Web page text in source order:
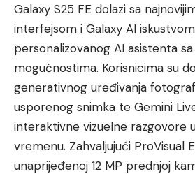
Galaxy S25 FE dolazi sa
interfejsom i Galaxy AI
personalizovanog AI asistenta
mogućnostima. Korisnicima su
generativnog uređivanja
usporenog snimka te Gemini
interaktivne vizuelne razgovore
vremenu. Zahvaljujući ProVisual
unaprijeđenoj 12 MP prednjoj